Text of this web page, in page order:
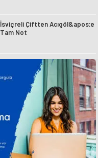
İsviçreli Çiftten Acıgöl&apos;e
Tam Not